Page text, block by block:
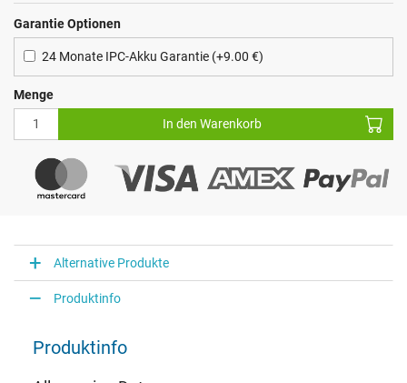
Garantie Optionen
24 Monate IPC-Akku Garantie (+9.00 €)
Menge
In den Warenkorb
Alternative Produkte
Produktinfo
Produktinfo